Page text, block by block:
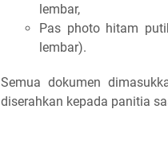
lembar,
Pas photo hitam
lembar).
Semua dokumen
diserahkan kepada panitia